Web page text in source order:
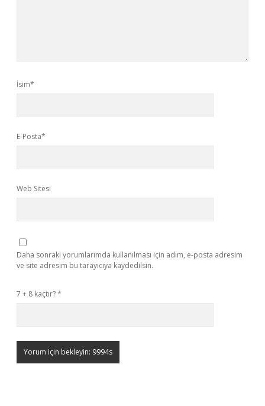
İsim*
E-Posta*
Web Sitesi
Daha sonraki yorumlarımda kullanılması için adım, e-posta adresim
ve site adresim bu tarayıcıya kaydedilsin.
7 + 8 kaçtır?*